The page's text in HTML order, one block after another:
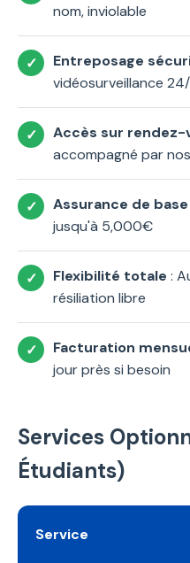
nom, inviolable
Entreposage
vidéosurveillance
Accès sur rendez-
accompagné par
Assurance de base
jusqu'à 5,000€
Flexibilité totale :
résiliation libre
Facturation
jour près si besoin
Services
Étudiants)
Service